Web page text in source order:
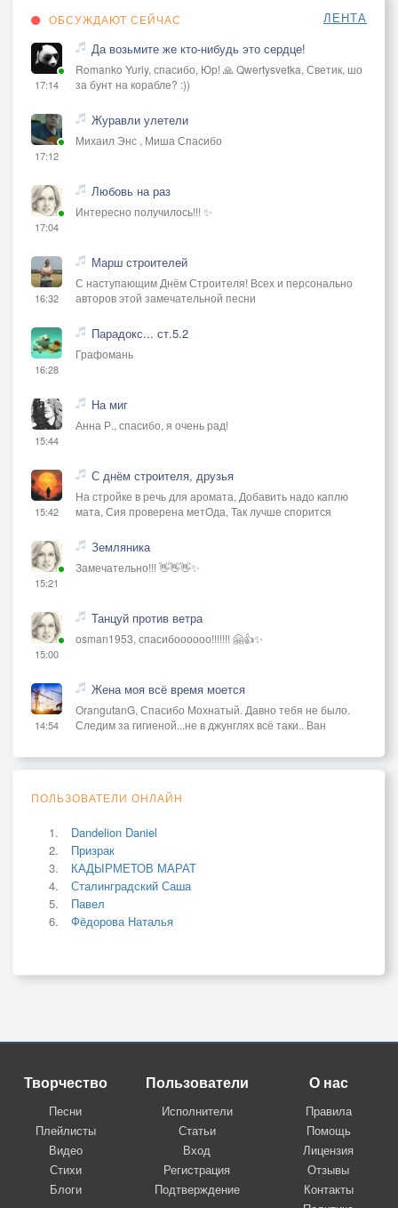
ОБСУЖДАЮТ СЕЙЧАС ЛЕНТА
17:14
Да возьмите же кто-нибудь это сердце!
Romanko Yuriy, спасибо, Юр! 🙏 Qwertysvetka, Светик, шо
за бунт на корабле? :))
17:12
Журавли улетели
Михаил Энс , Миша Спасибо
17:04
Любовь на раз
Интересно получилось!!! ✨
16:32
Марш строителей
С наступающим Днём Строителя! Всех и персонально
авторов этой замечательной песни
16:28
Парадокс... ст.5.2
Графомань
15:44
На миг
Анна Р., спасибо, я очень рад!
15:42
С днём строителя, друзья
На стройке в речь для аромата, Добавить надо каплю
мата, Сия проверена метОда, Так лучше спорится
15:21
Земляника
Замечательно!!! 👋👋👋✨
15:00
Танцуй против ветра
osman1953, спасибоооооо!!!!!!! 🤗👍✨
14:54
Жена моя всё время моется
OrangutanG, Спасибо Мохнатый. Давно тебя не было.
Следим за гигиеной...не в джунглях всё таки.. Ван
ПОЛЬЗОВАТЕЛИ ОНЛАЙН
Dandelion Daniel
Призрак
КАДЫРМЕТОВ МАРАТ
Сталинградский Саша
Павел
Фёдорова Наталья
Творчество
Песни
Плейлисты
Видео
Стихи
Блоги
Пользователи
Исполнители
Статьи
Вход
Регистрация
Подтверждение
О нас
Правила
Помощь
Лицензия
Отзывы
Контакты